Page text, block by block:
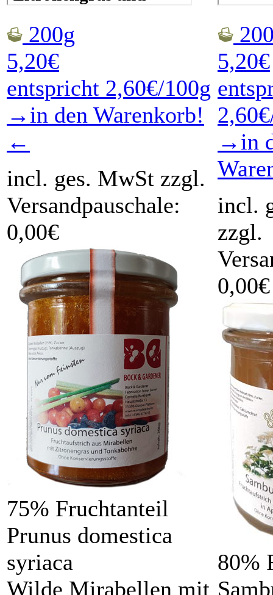
200g
5,20€
entspricht 2,60€/100g
→in den Warenkorb!
←
incl. ges. MwSt zzgl.
Versandpauschale:
0,00€
75% Fruchtanteil
Prunus domestica
syriaca
Wilde Mirabellen mit
5,20€
→in
incl.
zzgl.
0,00€
80%